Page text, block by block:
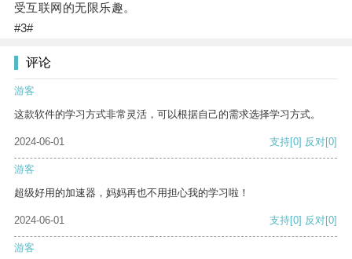
受互联网的无限乐趣。
#3#
评论
游客
这款软件的学习方式非常灵活，可以根据自己的需求选择学习方式。
2024-06-01 支持[0] 反对[0]
游客
超级好用的加速器，妈妈再也不用担心我的学习啦！
2024-06-01 支持[0] 反对[0]
游客